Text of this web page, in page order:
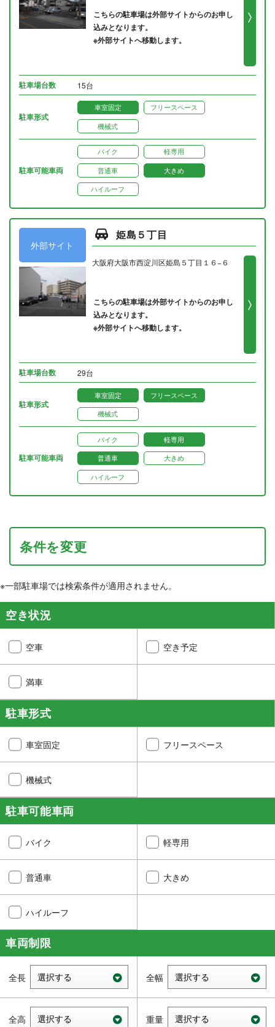
こちらの駐車場は外部サイトからのお申し
込みとなります。
※外部サイトへ移動します。
駐車場台数 15台
駐車形式
車室固定 フリースペース
機械式
駐車可能車両
バイク 軽専用
普通車 大きめ
ハイルーフ
外部サイト
姫島５丁目
大阪府大阪市西淀川区姫島５丁目１６−６
こちらの駐車場は外部サイトからのお申し
込みとなります。
※外部サイトへ移動します。
駐車場台数 29台
駐車形式
車室固定 フリースペース
機械式
駐車可能車両
バイク 軽専用
普通車 大きめ
ハイルーフ
条件を変更
※一部駐車場では検索条件が適用されません。
空き状況
空車 空き予定
満車
駐車形式
車室固定 フリースペース
機械式
駐車可能車両
バイク 軽専用
普通車 大きめ
ハイルーフ
車両制限